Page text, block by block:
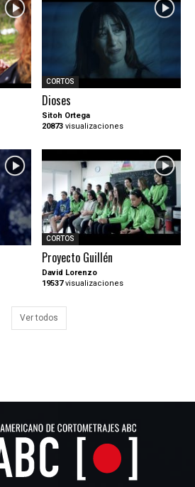
CORTOS
Dioses
Sitoh Ortega
20873visualizaciones
CORTOS
Proyecto Guillén
David Lorenzo
19537visualizaciones
Ver todos